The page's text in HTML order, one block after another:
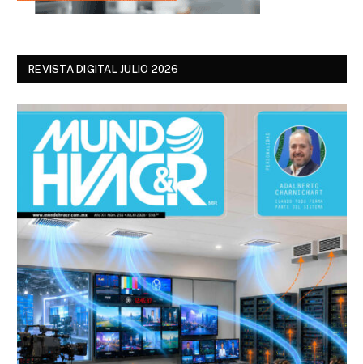
REVISTA DIGITAL JULIO 2026